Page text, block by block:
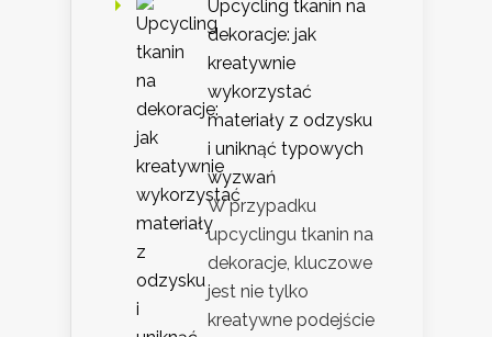
Upcycling tkanin na
dekoracje: jak
kreatywnie
wykorzystać
materiały z odzysku
i uniknąć typowych
wyzwań
W przypadku
upcyclingu tkanin na
dekoracje, kluczowe
jest nie tylko
kreatywne podejście